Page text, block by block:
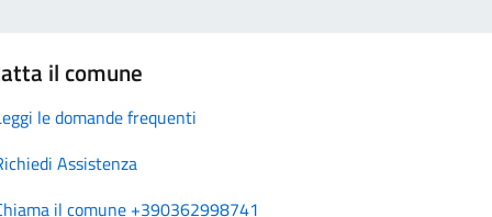
il comune
le domande frequenti
Assistenza
il comune +390362998741